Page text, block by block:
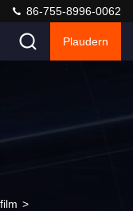
86-755-8996-0062
Plaudern
>